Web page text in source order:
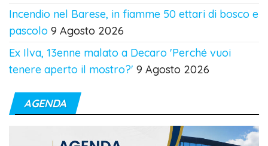
Incendio nel Barese, in fiamme 50 ettari di bosco e
pascolo 9 Agosto 2026
Ex Ilva, 13enne malato a Decaro 'Perché vuoi
tenere aperto il mostro?' 9 Agosto 2026
AGENDA